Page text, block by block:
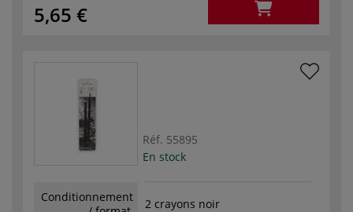
5,65 €
Réf. 55895
En stock
Conditionnement
2 crayons noir